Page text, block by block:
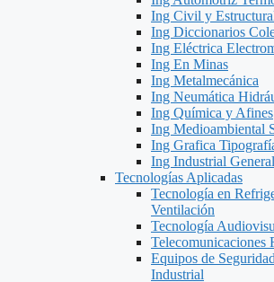
Ing Civil y
Ing Diccionarios
Ing Eléctrica
Ing En Minas
Ing Metalmecánica
Ing Neumática
Ing Química y Afines
Ing Medioambiental
Ing Grafica
Ing Industrial
Tecnologías Aplicadas
Tecnología en
Ventilación
Tecnología
Telecomunicaciones
Equipos de
Industrial